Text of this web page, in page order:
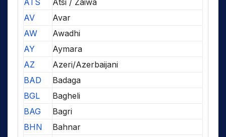
ATS
Atsi / Zaiwa
AV
Avar
AW
Awadhi
AY
Aymara
AZ
Azeri/Azerbaijani
BAD
Badaga
BGL
Bagheli
BAG
Bagri
BHN
Bahnar